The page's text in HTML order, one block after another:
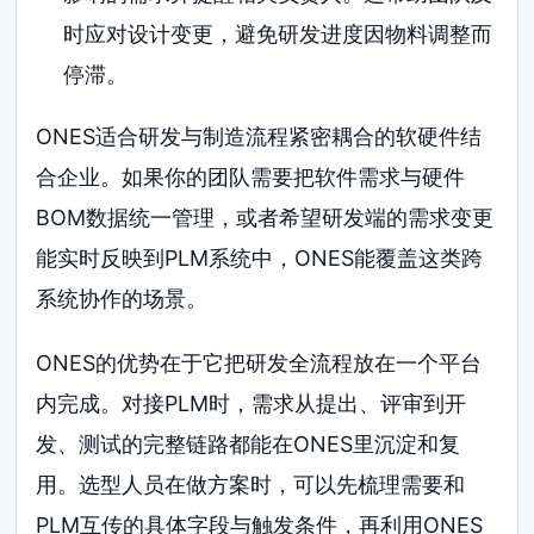
时应对设计变更，避免研发进度因物料调整而
停滞。
ONES适合研发与制造流程紧密耦合的软硬件结
合企业。如果你的团队需要把软件需求与硬件
BOM数据统一管理，或者希望研发端的需求变更
能实时反映到PLM系统中，ONES能覆盖这类跨
系统协作的场景。
ONES的优势在于它把研发全流程放在一个平台
内完成。对接PLM时，需求从提出、评审到开
发、测试的完整链路都能在ONES里沉淀和复
用。选型人员在做方案时，可以先梳理需要和
PLM互传的具体字段与触发条件，再利用ONES